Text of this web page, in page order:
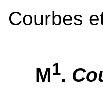
Courbes
M1.